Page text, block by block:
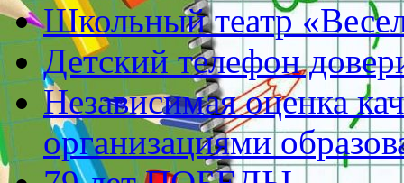
Школьный театр
Детский телефон
Независимая оценка
организациями